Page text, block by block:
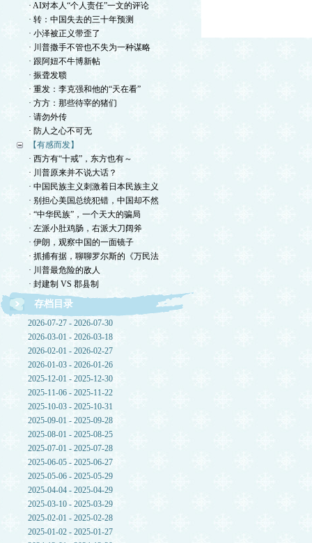
· AI对本人“个人责任”一文的评论
· 转：中国失去的三十年预测
· 小泽被正义带歪了
· 川普撒手不管也不失为一种谋略
· 跟阿妞不牛博新帖
· 振聋发聩
· 重发：李克强和他的“天在看”
· 方方：那些待宰的猪们
· 请勿外传
· 防人之心不可无
【有感而发】
· 西方有“十戒”，东方也有～
· 川普原来并不说大话？
· 中国民族主义刺激着日本民族主义
· 别担心美国总统犯错，中国却不然
· “中华民族”，一个天大的骗局
· 左派小肚鸡肠，右派大刀阔斧
· 伊朗，观察中国的一面镜子
· 抓捕有据，聊聊罗尔斯的《万民法
· 川普最危险的敌人
· 封建制 VS 郡县制
存档目录
2026-07-27 - 2026-07-30
2026-03-01 - 2026-03-18
2026-02-01 - 2026-02-27
2026-01-03 - 2026-01-26
2025-12-01 - 2025-12-30
2025-11-06 - 2025-11-22
2025-10-03 - 2025-10-31
2025-09-01 - 2025-09-28
2025-08-01 - 2025-08-25
2025-07-01 - 2025-07-28
2025-06-05 - 2025-06-27
2025-05-06 - 2025-05-29
2025-04-04 - 2025-04-29
2025-03-10 - 2025-03-29
2025-02-01 - 2025-02-28
2025-01-02 - 2025-01-27